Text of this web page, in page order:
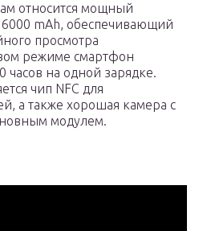
относится мощный
mAh, обеспечивающий
просмотра
режиме смартфон
часов на одной зарядке.
чип NFC для
а также хорошая камера с
модулем.